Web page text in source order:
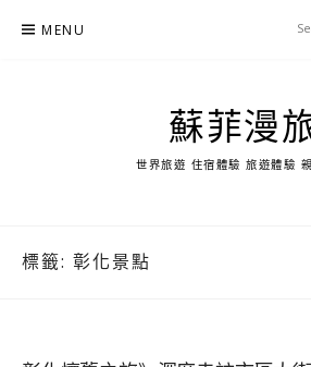
MENU
蘇菲漫
世界旅遊 住宿體驗 旅遊體驗
標籤: 彰化景點